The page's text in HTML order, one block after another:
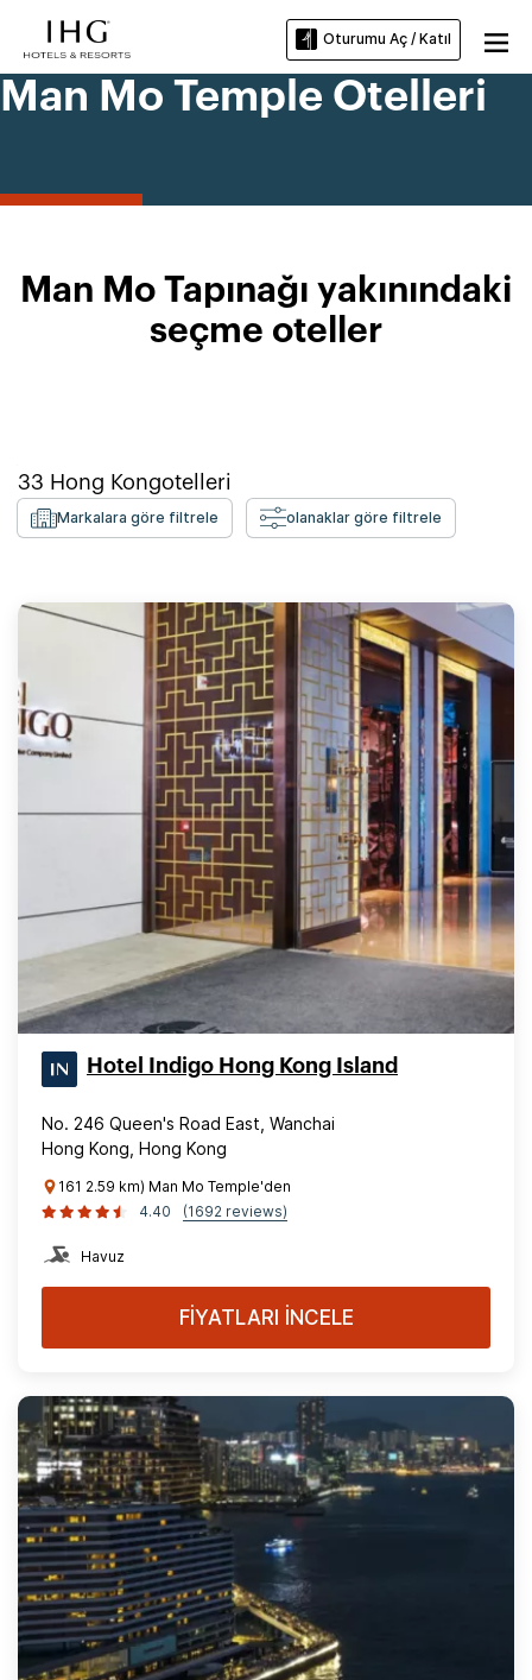
Oturumu Aç / Katıl
Man Mo Temple Otelleri
Man Mo Tapınağı yakınındaki
seçme oteller
33 Hong Kongotelleri
Markalara göre filtrele olanaklar göre filtrele
Hotel Indigo Hong Kong Island
No. 246 Queen's Road East, Wanchai
Hong Kong, Hong Kong
161 2.59 km) Man Mo Temple'den
4.40
(1692 reviews)
Havuz
FİYATLARI İNCELE